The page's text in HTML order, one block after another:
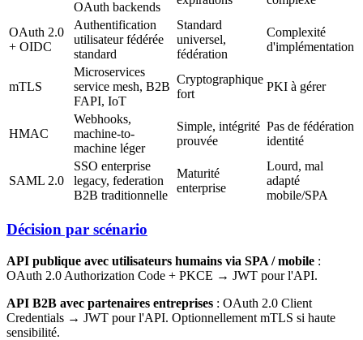
OAuth backends
OAuth 2.0
+ OIDC
Authentification
utilisateur fédérée
standard
Standard
universel,
fédération
Complexité
d'implémentation
mTLS
Microservices
service mesh, B2B
FAPI, IoT
Cryptographique
fort
PKI à gérer
HMAC
Webhooks,
machine-to-
machine léger
Simple, intégrité
prouvée
Pas de fédération
identité
SAML 2.0
SSO enterprise
legacy, federation
B2B traditionnelle
Maturité
enterprise
Lourd, mal
adapté
mobile/SPA
Décision par scénario
API publique avec utilisateurs humains via SPA / mobile :
OAuth 2.0 Authorization Code + PKCE → JWT pour l'API.
API B2B avec partenaires entreprises : OAuth 2.0 Client
Credentials → JWT pour l'API. Optionnellement mTLS si haute
sensibilité.